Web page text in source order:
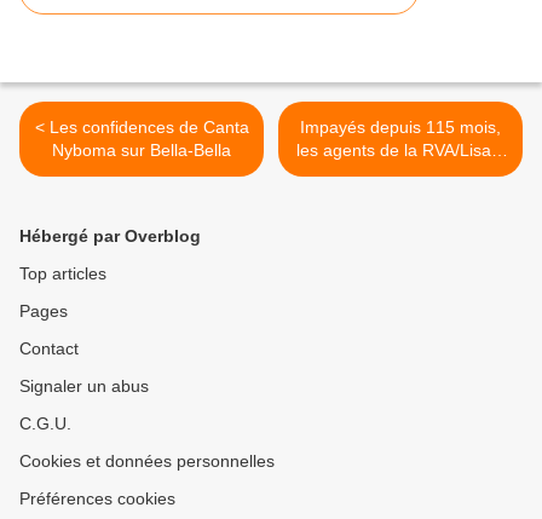
< Les confidences de Canta
Nyboma sur Bella-Bella
Impayés depuis 115 mois,
les agents de la RVA/Lisala
débraient >
Hébergé par Overblog
Top articles
Pages
Contact
Signaler un abus
C.G.U.
Cookies et données personnelles
Préférences cookies